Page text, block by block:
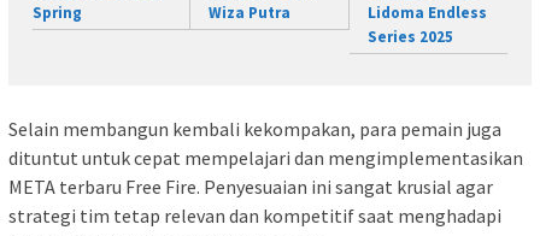
Spring
Wiza Putra
Lidoma Endless
Series 2025
Selain membangun kembali kekompakan, para pemain juga
dituntut untuk cepat mempelajari dan mengimplementasikan
META terbaru Free Fire. Penyesuaian ini sangat krusial agar
strategi tim tetap relevan dan kompetitif saat menghadapi